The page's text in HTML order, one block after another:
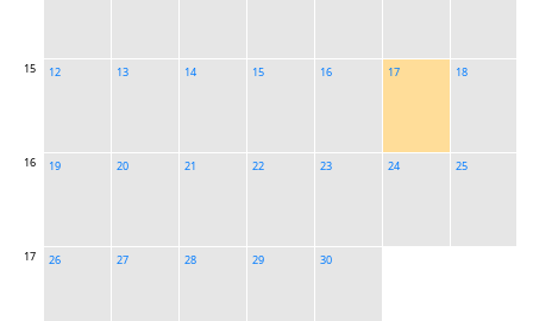
15 12 13 14 15 16 17 18
16 19 20 21 22 23 24 25
17 26 27 28 29 30